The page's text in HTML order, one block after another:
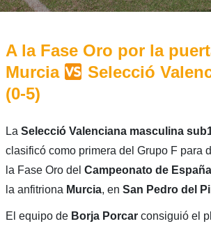
A la Fase Oro por la
Murcia
Selecció
(0-5)
La Selecció Valenciana masculina
clasificó como primera del Grupo F para
la Fase Oro del Campeonato de España
la anfitriona Murcia, en San Pedro del
El equipo de Borja Porcar consiguió el